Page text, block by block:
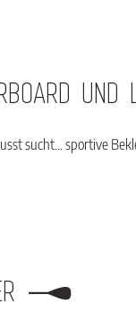
UND
sucht… sportive